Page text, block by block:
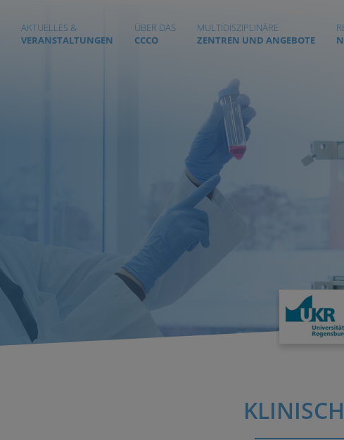
AKTUELLES &
VERANSTALTUNGEN
ÜBER DAS
CCCO
MULTIDISZIPLINÄRE
ZENTREN UND ANGEBOTE